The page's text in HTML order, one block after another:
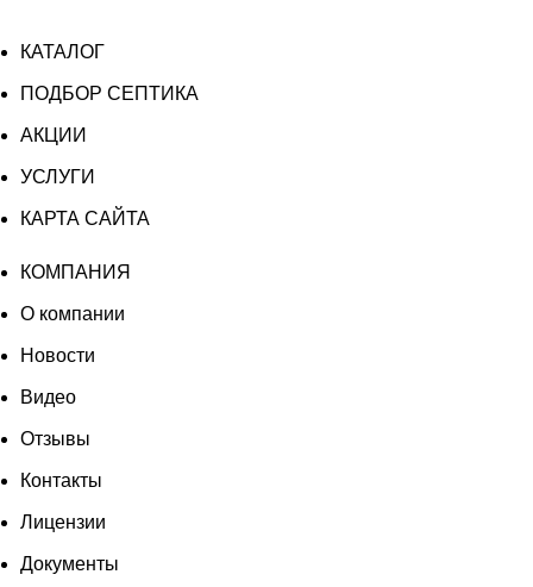
КАТАЛОГ
ПОДБОР СЕПТИКА
АКЦИИ
УСЛУГИ
КАРТА САЙТА
КОМПАНИЯ
О компании
Новости
Видео
Отзывы
Контакты
Лицензии
Документы